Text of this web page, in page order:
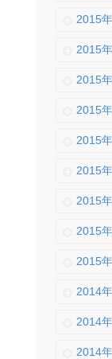
2015
2015
2015
2015
2015
2015
2015
2015
2015
2014
2014
2014